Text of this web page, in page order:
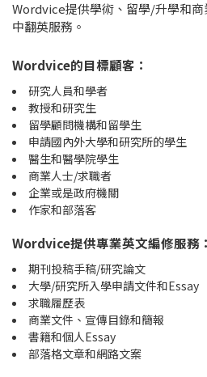
Wordvice提供學術、留學/升學和
中翻英服務。
Wordvice的目標顧客：
研究人員和學者
教授和研究生
留學顧問機構和留學生
申請國內外大學和研究所的學生
醫生和醫學院學生
商業人士/求職者
企業或是政府機關
作家和部落客
Wordvice提供專業英文編修服務：
期刊投稿手稿/研究論文
大學/研究所入學申請文件和Essay
求職履歷表
商業文件、宣傳目錄和簡報
書籍和個人Essay
部落格文章和網路文案